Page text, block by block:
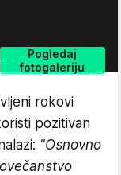
Pogledaj
fotogaleriju
/ SpaceX
rokovi
pozitivan
"Osnovno